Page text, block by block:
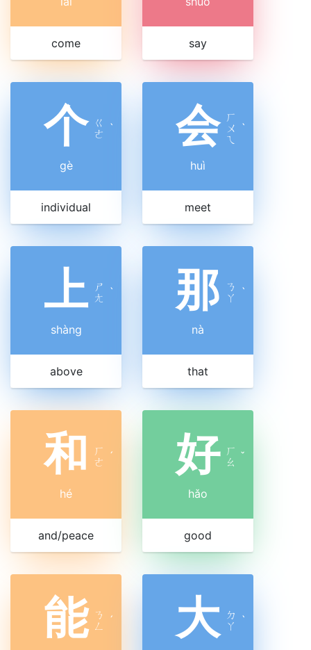
come say
个 ㄍ
ㄜ ˋ
gè
individual
会 ㄏ
ㄨ
ㄟ
ˋ
huì
meet
上 ㄕ
ㄤ ˋ
shàng
above
那 ㄋ
ㄚ ˋ
nà
that
和
ㄏ
ㄜ ˊ
hé
and/peace
好 ㄏ
ㄠ ˇ
hǎo
good
能 ㄋ
ㄥ ˊ 大 ㄉ
ㄚ ˋ